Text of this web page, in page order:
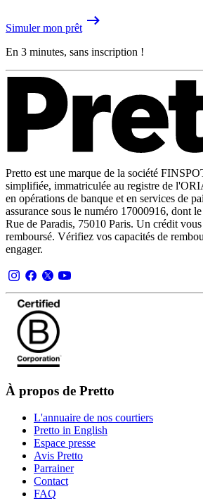
Simuler mon prêt
En 3 minutes, sans inscription !
Pretto est une marque de la société
simplifiée, immatriculée au registre de
en opérations de banque et en services de
assurance sous le numéro 17000916, dont
Rue de Paradis, 75010 Paris. Un crédit
remboursé. Vérifiez vos capacités de
engager.
À propos de Pretto
L'annuaire de nos courtiers
Pretto in English
Espace presse
Avis Pretto
Parrainer
Contact
FAQ